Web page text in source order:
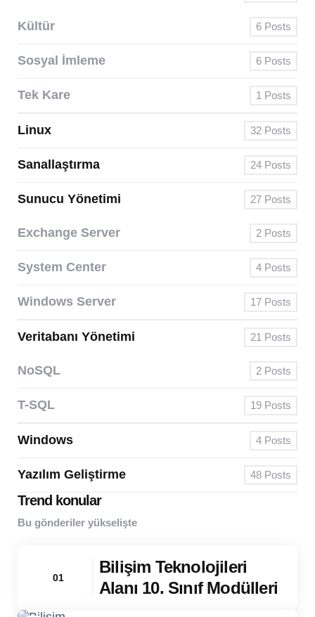
Kültür 6 Posts
Sosyal İmleme 6 Posts
Tek Kare 1 Posts
Linux 32 Posts
Sanallaştırma 24 Posts
Sunucu Yönetimi 27 Posts
Exchange Server 2 Posts
System Center 4 Posts
Windows Server 17 Posts
Veritabanı Yönetimi 21 Posts
NoSQL 2 Posts
T-SQL 19 Posts
Windows 4 Posts
Yazılım Geliştirme 48 Posts
Trend konular
Bu gönderiler yükselişte
01
Bilişim Teknolojileri
Alanı 10. Sınıf Modülleri